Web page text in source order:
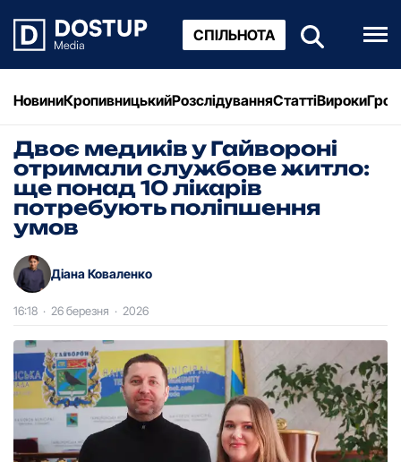
СПІЛЬНОТА
НовиниКропивницькийРозслідуванняСтаттіВироки
Двоє медиків у Гайвороні
отримали службове житло:
ще понад 10 лікарів
потребують поліпшення
умов
Діана Коваленко
16:18 · 26 березня · 2026